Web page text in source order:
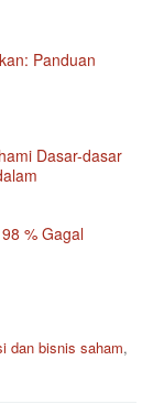
Panduan
Dasar-dasar
% Gagal
dan bisnis saham,